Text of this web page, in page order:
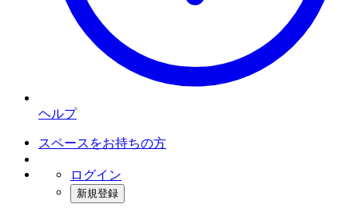
ヘルプ
スペースをお持ちの方
ログイン
新規登録